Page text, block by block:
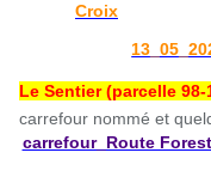
Croix
Le Sentier (parcelle 98-
carrefour nommé et
carrefour_Route